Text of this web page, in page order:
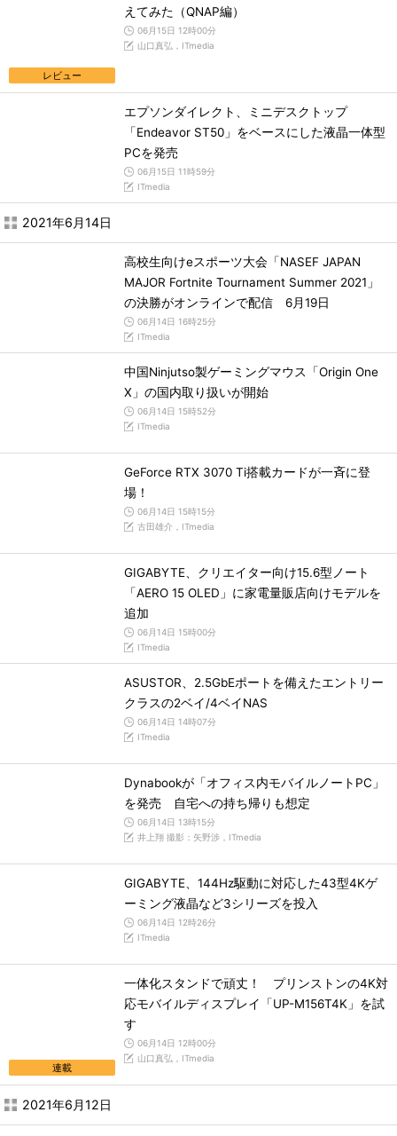
レビュー
えてみた（QNAP編）
06月15日 12時00分
山口真弘，ITmedia
エプソンダイレクト、ミニデスクトップ
「Endeavor ST50」をベースにした液晶一体型
PCを発売
06月15日 11時59分
ITmedia
2021年6月14日
高校生向けeスポーツ大会「NASEF JAPAN
MAJOR Fortnite Tournament Summer 2021」
の決勝がオンラインで配信 6月19日
06月14日 16時25分
ITmedia
中国Ninjutso製ゲーミングマウス「Origin One
X」の国内取り扱いが開始
06月14日 15時52分
ITmedia
GeForce RTX 3070 Ti搭載カードが一斉に登
場！
06月14日 15時15分
古田雄介，ITmedia
GIGABYTE、クリエイター向け15.6型ノート
「AERO 15 OLED」に家電量販店向けモデルを
追加
06月14日 15時00分
ITmedia
ASUSTOR、2.5GbEポートを備えたエントリー
クラスの2ベイ/4ベイNAS
06月14日 14時07分
ITmedia
Dynabookが「オフィス内モバイルノートPC」
を発売 自宅への持ち帰りも想定
06月14日 13時15分
井上翔 撮影：矢野渉，ITmedia
GIGABYTE、144Hz駆動に対応した43型4Kゲ
ーミング液晶など3シリーズを投入
06月14日 12時26分
ITmedia
連載
一体化スタンドで頑丈！ プリンストンの4K対
応モバイルディスプレイ「UP-M156T4K」を試
す
06月14日 12時00分
山口真弘，ITmedia
2021年6月12日